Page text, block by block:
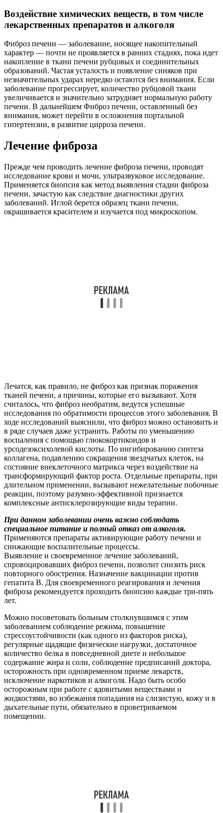
Воздействие химических веществ, в том числе
лекарственных препаратов и алкоголя
Фиброз печени — заболевание, носящее накопительный
характер — почти не проявляется в ранних стадиях, пока идет
накопление в ткани печени рубцовых и соединительных
образований. Частая усталость и появление синяков при
незначительных ударах нередко остаются без внимания. Если
заболевание прогрессирует, количество рубцовой ткани
увеличивается и значительно затрудняет нормальную работу
печени. В дальнейшем Фиброз печени, оставленный без
внимания, может перейти в осложнения портальной
гипертензии, в развитие цирроза печени.
Лечение фиброза
Прежде чем проводить лечение фиброза печени, проводят
исследование крови и мочи, ультразвуковое исследование.
Применяется биопсия как метод выявления стадии фиброза
печени, зачастую как следствие диагностики других
заболеваний. Иглой берется образец ткани печени,
окрашивается красителем и изучается под микроскопом.
Лечатся, как правило, не фиброз как признак поражения
тканей печени, а причины, которые его вызывают. Хотя
считалось, что фиброз необратим, ведутся успешные
исследования по обратимости процессов этого заболевания. В
ходе исследований выяснили, что фиброз можно остановить и
в ряде случаев даже устранить. Работы по уменьшению
воспаления с помощью глюкокортикоидов и
урсодезоксихолевой кислоты. По ингибированию синтеза
коллагена, подавлению сокращения звездчатых клеток, на
состояние внеклеточного матрикса через воздействие на
трансформирующий фактор роста. Отдельные препараты, при
длительном применении, вызывают нежелательные побочные
реакции, поэтому разумно-эффективной признается
комплексные антисклерозирующие виды терапии.
При данном заболевании очень важно соблюдать
специальное питание и полный отказ от алкоголя.
Применяются препараты активирующие работу печени и
снижающие воспалительные процессы.
Выявление и своевременное лечение заболеваний,
спровоцировавших фиброз печени, позволит снизить риск
повторного обострения. Назначение вакцинации против
гепатита В. Для своевременного реагирования и лечения
фиброза рекомендуется проходить биопсию каждые три-пять
лет.
Можно посоветовать больным столкнувшимся с этим
заболеванием соблюдение режима, повышение
стрессоустойчивости (как одного из факторов риска),
регулярные щадящие физические нагрузки, достаточное
количество белка в повседневной диете и небольшое
содержание жира и соли, соблюдение предписаний доктора,
осторожность при одновременном приеме лекарств,
исключение наркотиков и алкоголя. Надо быть особо
осторожным при работе с ядовитыми веществами и
жидкостями, во избежания попадания на слизистую, кожу и в
дыхательные пути, обязательно в проветриваемом
помещении.